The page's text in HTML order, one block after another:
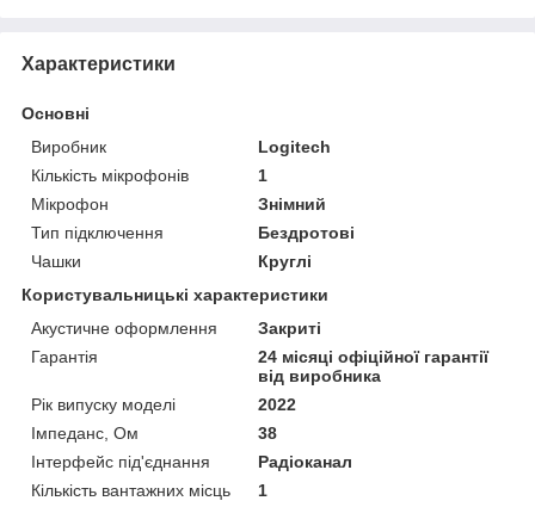
Характеристики
Основні
Виробник
Logitech
Кількість мікрофонів
1
Мікрофон
Знімний
Тип підключення
Бездротові
Чашки
Круглі
Користувальницькі характеристики
Акустичне оформлення
Закриті
Гарантія
24 місяці офіційної гарантії
від виробника
Рік випуску моделі
2022
Імпеданс, Ом
38
Інтерфейс під'єднання
Радіоканал
Кількість вантажних місць
1